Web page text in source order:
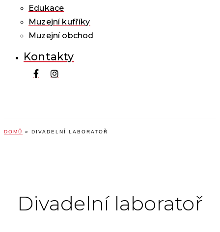
Edukace
Muzejní kufříky
Muzejní obchod
Kontakty
DOMŮ » DIVADELNÍ LABORATOŘ
Divadelní laboratoř